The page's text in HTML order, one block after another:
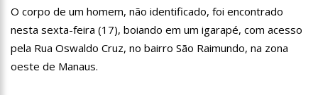
09:06 David Almeida desce de carro na Boulevard e reafirma apoio
para Hissa Abrahão: ‘meu deputado federal’
A Vitória Do Empreendedorismo
09:04
BOMBA! Pastor é coagido por sistema político da Ieadam para
O corpo de um homem, não identificado, foi encontrado
nesta sexta-feira (17), boiando em um igarapé, com acesso
pela Rua Oswaldo Cruz, no bairro São Raimundo, na zona
oeste de Manaus.